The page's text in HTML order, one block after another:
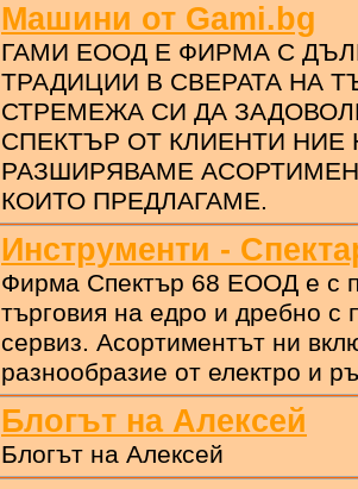
Машини от Gami.bg
ГАМИ ЕООД Е ФИРМА С
ТРАДИЦИИ В СВЕРАТА НА
СТРЕМЕЖА СИ ДА
СПЕКТЪР ОТ КЛИЕНТИ НИЕ
РАЗШИРЯВАМЕ
КОИТО ПРЕДЛАГАМЕ.
Инструменти -
Фирма Спектър 68 ЕООД е с
търговия на едро и дребно с
сервиз. Асортиментът ни
разнообразие от електро и
Блогът на Алексей
Блогът на Алексей